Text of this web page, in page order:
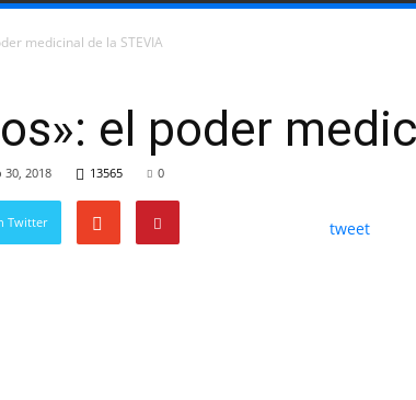
medicinal de la STEVIA
el poder
30, 2018 13565 0
Twitter tweet